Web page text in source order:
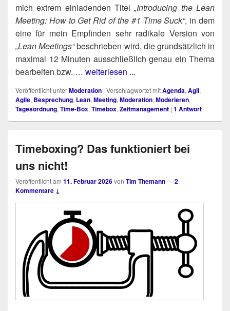
mich extrem ein­la­den­den Titel„Intro­du­cing the Lean
Mee­ting: How to Get Rid of the #1 Time Suck“, in dem
eine für mein Emp­fin­den sehr radi­ka­le Ver­si­on von
„Lean Mee­tings“beschrie­ben wird, die grund­sätz­lich in
maxi­mal 12 Minu­ten aus­schließ­lich genau ein The­ma
bear­bei­ten bzw. … weiterlesen ...
Veröffentlicht unterModeration | Verschlagwortet mitAgenda,Agil,
Agile, Besprechung, Lean,Meeting,Moderation,Moderieren,
Tagesordnung,Time-Box,Timebox,Zeitmanagement | 1 Antwort
Timeboxing? Das funktioniert bei
uns nicht!
Veröffentlicht am 11. Februar 2026von Tim Themann—2
Kommentare ↓